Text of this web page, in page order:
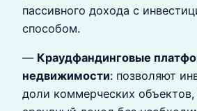
пассивного дохода с
способом.
— Краудфандинговые
недвижимости: позволяют
доли коммерческих объектов,